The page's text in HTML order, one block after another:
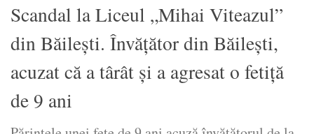
Scandal la Liceul „Mihai Viteazul”
din Băileşti. Învăţător din Băileşti,
acuzat că a târât şi a agresat o fetiţă
de 9 ani